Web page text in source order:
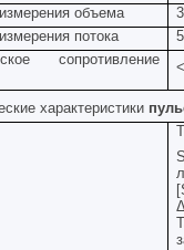
объема
потока
сопротивление
характеристики
[